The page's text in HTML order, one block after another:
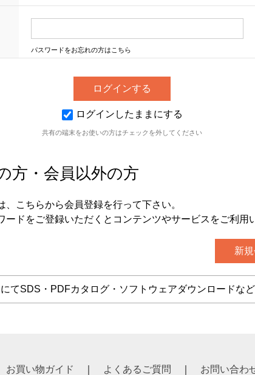
パスワードをお忘れの方はこちら
ログインしたままにする
共有の端末をお使いの方はチェックを外してください
方・会員以外の方
、こちらから会員登録を行って下さい。
ードをご登録いただくとコンテンツやサービスをご利用
てSDS・PDFカタログ・ソフトウェアダウンロードな
お買い物ガイド よくあるご質問 お問い合わ